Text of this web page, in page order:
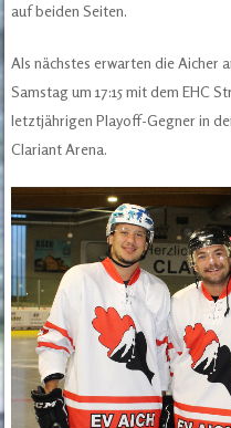
auf beiden Seiten.
Als nächstes erwarten die Aicher
Samstag um 17:15 mit dem EHC
letztjährigen Playoff-Gegner in
Clariant Arena.